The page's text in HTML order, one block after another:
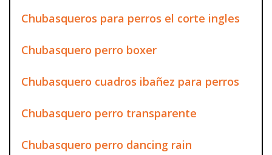
Chubasqueros para perros el corte ingles
Chubasquero perro boxer
Chubasquero cuadros ibañez para perros
Chubasquero perro transparente
Chubasquero perro dancing rain